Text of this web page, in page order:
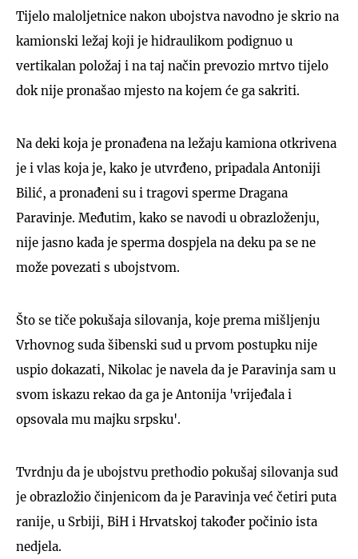
Tijelo maloljetnice nakon ubojstva navodno je skrio na
kamionski ležaj koji je hidraulikom podignuo u
vertikalan položaj i na taj način prevozio mrtvo tijelo
dok nije pronašao mjesto na kojem će ga sakriti.
Na deki koja je pronađena na ležaju kamiona otkrivena
je i vlas koja je, kako je utvrđeno, pripadala Antoniji
Bilić, a pronađeni su i tragovi sperme Dragana
Paravinje. Međutim, kako se navodi u obrazloženju,
nije jasno kada je sperma dospjela na deku pa se ne
može povezati s ubojstvom.
Što se tiče pokušaja silovanja, koje prema mišljenju
Vrhovnog suda šibenski sud u prvom postupku nije
uspio dokazati, Nikolac je navela da je Paravinja sam u
svom iskazu rekao da ga je Antonija 'vrijeđala i
opsovala mu majku srpsku'.
Tvrdnju da je ubojstvu prethodio pokušaj silovanja sud
je obrazložio činjenicom da je Paravinja već četiri puta
ranije, u Srbiji, BiH i Hrvatskoj također počinio ista
nedjela.